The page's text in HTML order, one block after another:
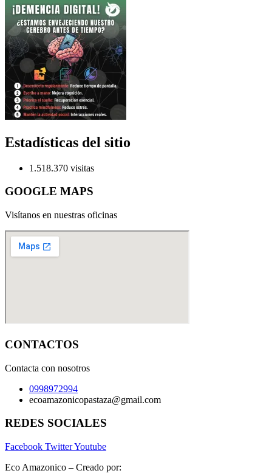
Estadísticas del sitio
1.518.370 visitas
GOOGLE MAPS
Visítanos en nuestras oficinas
CONTACTOS
Contacta con nosotros
0998972994
ecoamazonicopastaza@gmail.com
REDES SOCIALES
Facebook TwitterYoutube
Eco Amazonico – Creado por: